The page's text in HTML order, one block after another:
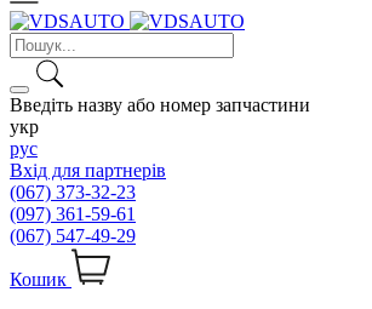
Введіть назву або номер запчастини
укр
рус
Вхід для партнерів
(067) 373-32-23
(097) 361-59-61
(067) 547-49-29
Кошик